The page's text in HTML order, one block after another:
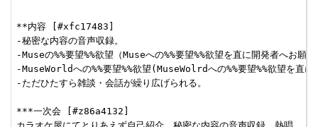
**内容 [#xfc17483]
-秘密な内容の音声収録。
-Museの%%要望%%欲望（Museへの%%要望%%欲望を直に開発者へお願い
-MuseWorldへの%%要望%%欲望(MuseWolrdへの%%要望%%欲望を直
-ただひたすら雑談・会話が繰り広げられる。
***一次会 [#z86a4132]
カラオケ屋にてとりあえず自己紹介、秘密な内容の音声収録、熱唱。